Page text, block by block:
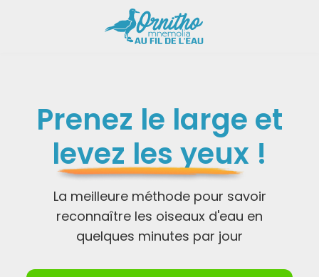
Prenez le large et
levez les yeux !
La meilleure méthode pour savoir
reconnaître les oiseaux d'eau en
quelques minutes par jour